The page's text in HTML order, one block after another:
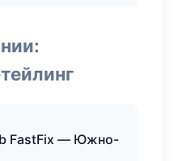
FastFix — Южно-